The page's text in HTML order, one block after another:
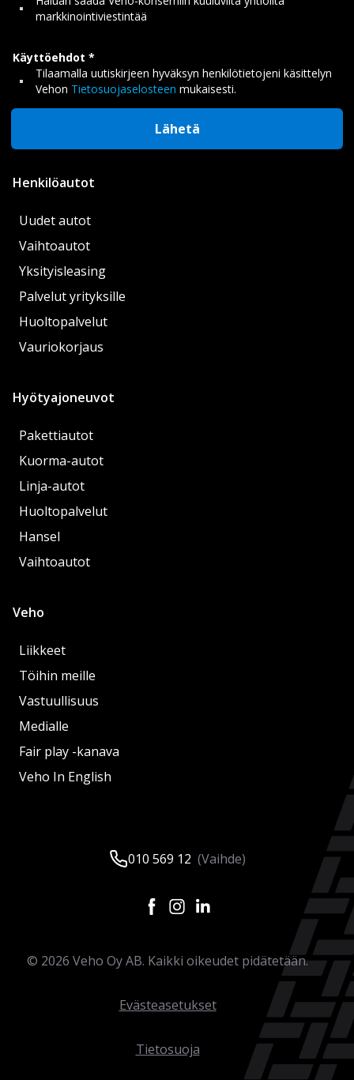
markkinointiviestintää
Käyttöehdot
Tilaamalla uutiskirjeen hyväksyn henkilötietojeni käsittelyn
Vehon Tietosuojaselosteen mukaisesti.
Lähetä
Henkilöautot
Uudet autot
Vaihtoautot
Yksityisleasing
Palvelut yrityksille
Huoltopalvelut
Vauriokorjaus
Hyötyajoneuvot
Pakettiautot
Kuorma-autot
Linja-autot
Huoltopalvelut
Hansel
Vaihtoautot
Veho
Liikkeet
Töihin meille
Vastuullisuus
Medialle
Fair play -kanava
Veho In English
010 569 12 (Vaihde)
© 2026 Veho Oy AB. Kaikki oikeudet pidätetään.
Evästeasetukset
Tietosuoja